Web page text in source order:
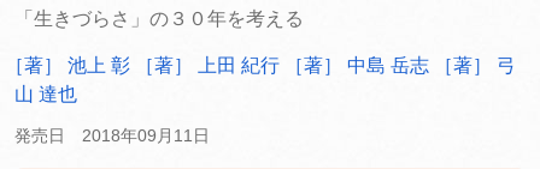
「生きづらさ」の３０年を考える
［著］ 池上 彰 ［著］ 上田 紀行 ［著］ 中島 岳志
［著］ 弓
山 達也
発売日 2018年09月11日